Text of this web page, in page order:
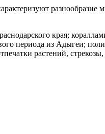
разнообразие
края;
периода из Адыгеи;
растений,